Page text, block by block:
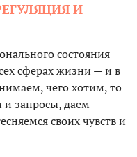
И
состояния
сферах жизни — и в
чего хотим, то
запросы, даем
своих чувств и